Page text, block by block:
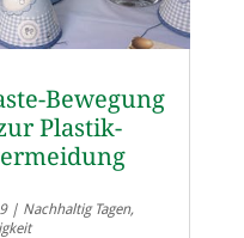
Bewegung
Plastik-
| Nachhaltig Tagen,